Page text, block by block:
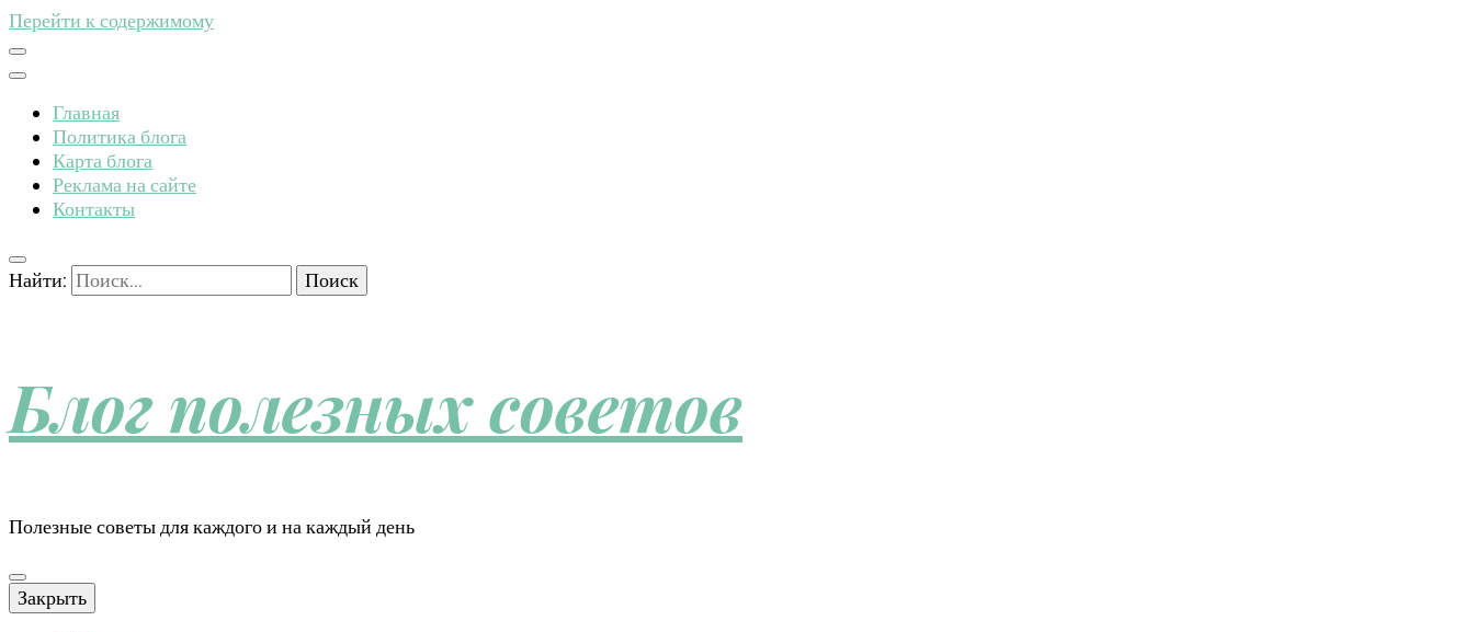
Перейти к содержимому
Главная
Политика блога
Карта блога
Реклама на сайте
Контакты
Найти:
Блог полезных советов
Полезные советы для каждого и на каждый день
Закрыть